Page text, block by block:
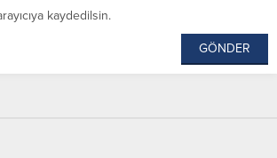
kaydedilsin.